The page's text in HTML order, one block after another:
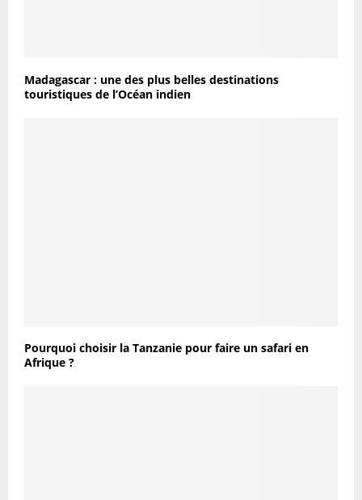
Madagascar : une des plus belles destinations
touristiques de l’Océan indien
Pourquoi choisir la Tanzanie pour faire un safari en
Afrique ?